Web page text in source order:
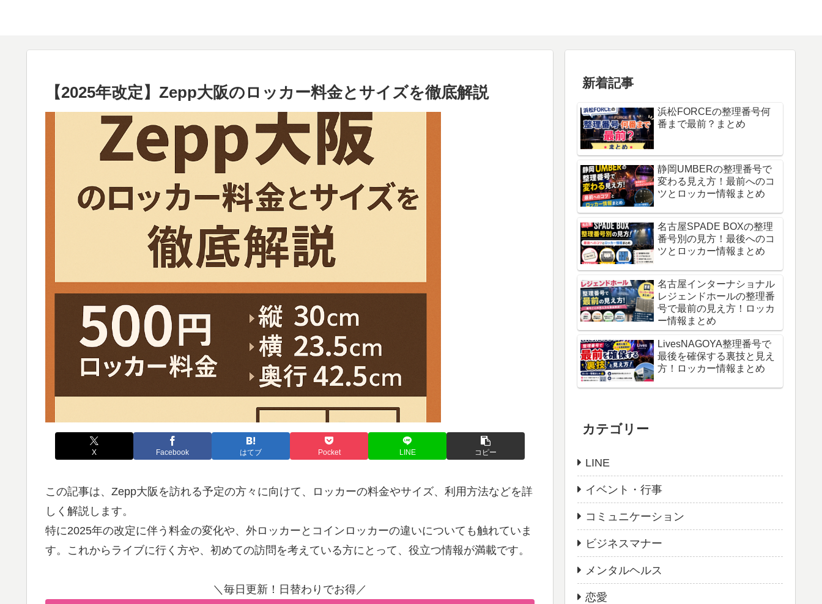
【2025年改定】Zepp大阪のロッカー料金とサイズを徹底解説
X Facebook はてブ Pocket LINE コピー
この記事は、Zepp大阪を訪れる予定の方々に向けて、ロッカーの料金やサイズ、利用方法などを詳
しく解説します。
特に2025年の改定に伴う料金の変化や、外ロッカーとコインロッカーの違いについても触れていま
す。これからライブに行く方や、初めての訪問を考えている方にとって、役立つ情報が満載です。
＼毎日更新！日替わりでお得／
新着記事
浜松FORCEの整理番号何
番まで最前？まとめ
静岡UMBERの整理番号で
変わる見え方！最前へのコ
ツとロッカー情報まとめ
名古屋SPADE BOXの整理
番号別の見方！最後へのコ
ツとロッカー情報まとめ
名古屋インターナショナル
レジェンドホールの整理番
号で最前の見え方！ロッカ
ー情報まとめ
LivesNAGOYA整理番号で
最後を確保する裏技と見え
方！ロッカー情報まとめ
カテゴリー
LINE
イベント・行事
コミュニケーション
ビジネスマナー
メンタルヘルス
恋愛